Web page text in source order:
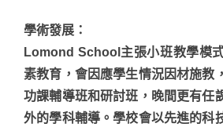
學術發展 ：
Lomond School主張小班教學模
素教育，會因應學生情況因材施教
功課輔導班和研討班，晚間更有任
外的學科輔導。學校會以先進的科